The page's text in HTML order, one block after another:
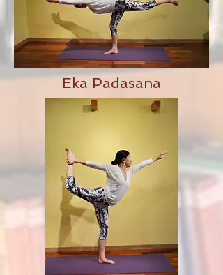
Eka Padasana